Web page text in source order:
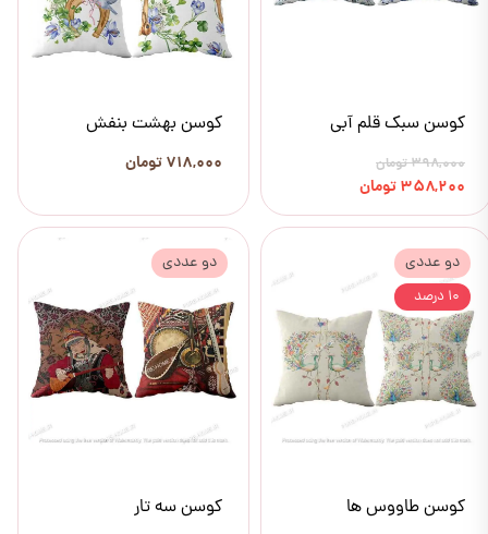
کوسن سبک قلم آبی
۳۹۸,۰۰۰ تومان
۳۵۸,۲۰۰ تومان
کوسن بهشت بنفش
۷۱۸,۰۰۰ تومان
کوسن طاووس ها
دو عددی
۱۰ درصد
کوسن سه تار
دو عددی